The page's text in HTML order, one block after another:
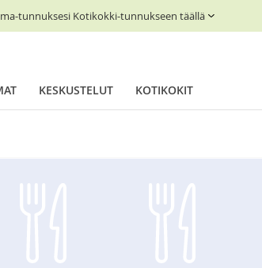
tunnuksesi Kotikokki-tunnukseen täällä
KESKUSTELUT KOTIKOKIT